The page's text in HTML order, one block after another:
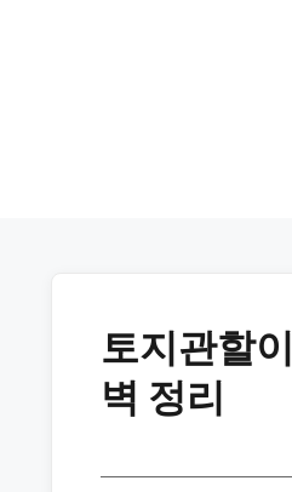
토지관할
벽 정리